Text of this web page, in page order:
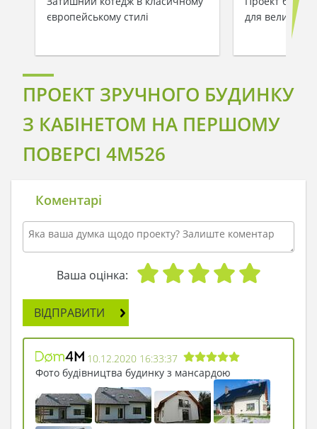
європейському стилі
для великої
ПРОЕКТ ЗРУЧНОГО БУДИНКУ
З КАБІНЕТОМ НА ПЕРШОМУ
ПОВЕРСІ 4M526
Коментарі
Ваша оцінка:
ВІДПРАВИТИ
10.12.2020 16:33:37
Фото будівництва будинку з мансардою